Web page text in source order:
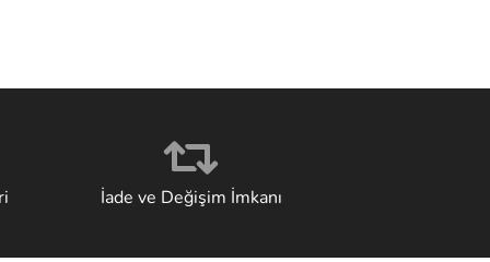
İade ve Değişim İmkanı